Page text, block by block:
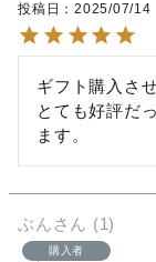
投稿日
2025/07/14
ギフト購入さ
とても好評だ
ます。
ぶん 1
購入者